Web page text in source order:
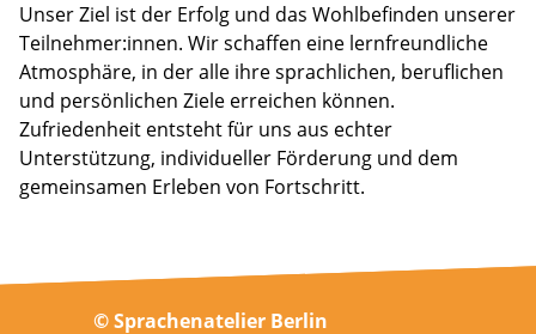
Unser Ziel ist der Erfolg und das Wohlbefinden unserer
Teilnehmer:innen. Wir schaffen eine lernfreundliche
Atmosphäre, in der alle ihre sprachlichen, beruflichen
und persönlichen Ziele erreichen können.
Zufriedenheit entsteht für uns aus echter
Unterstützung, individueller Förderung und dem
gemeinsamen Erleben von Fortschritt.
© Sprachenatelier Berlin